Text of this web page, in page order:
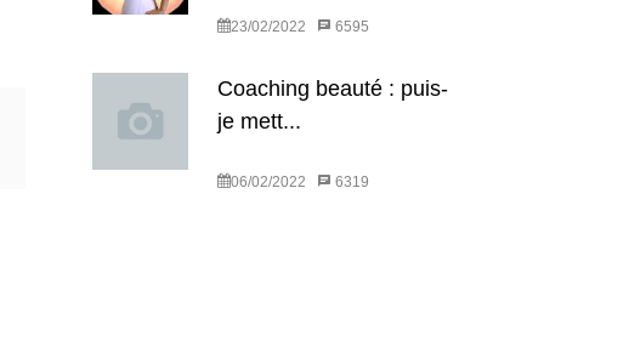
23/02/2022 6595
Coaching beauté : puis-
je mett...
06/02/2022 6319